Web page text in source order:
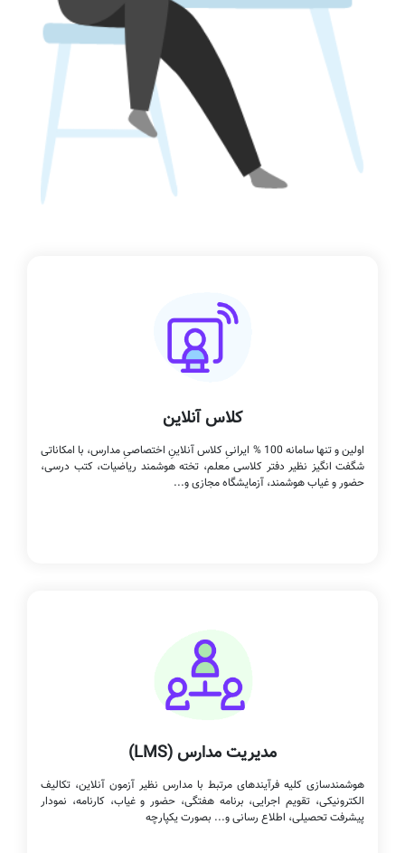
کلاس آنلاین
اولین و تنها سامانه 100 % ایرانیِ کلاس آنلاینِ اختصاصیِ مدارس، با امکاناتی
شگفت انگیز نظیر دفتر کلاسی معلم، تخته هوشمند ریاضیات، کتب درسی،
حضور و غیاب هوشمند، آزمایشگاه مجازی و...
مدیریت مدارس (LMS)
هوشمندسازی کلیه فرآیندهای مرتبط با مدارس نظیر آزمون آنلاین، تکالیف
الکترونیکی، تقویم اجرایی، برنامه هفتگی، حضور و غیاب، کارنامه، نمودار
پیشرفت تحصیلی، اطلاع رسانی و... بصورت یکپارچه